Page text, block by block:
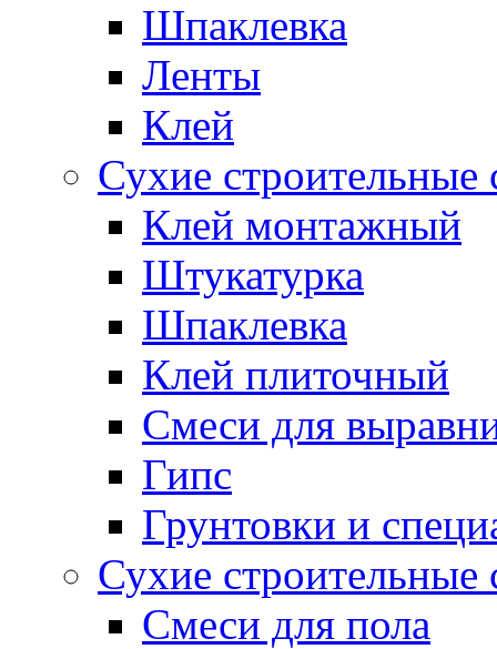
Шпаклевка
Ленты
Клей
Сухие
Клей монтажный
Штукатурка
Шпаклевка
Клей плиточный
Смеси для
Гипс
Грунтовки и
Сухие
Смеси для пола